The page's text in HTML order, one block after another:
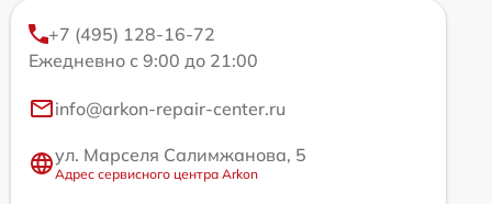
+7 (495) 128-16-72
Ежедневно с 9:00 до 21:00
info@arkon-repair-center.ru
ул. Марселя Салимжанова, 5
Адрес сервисного центра Arkon